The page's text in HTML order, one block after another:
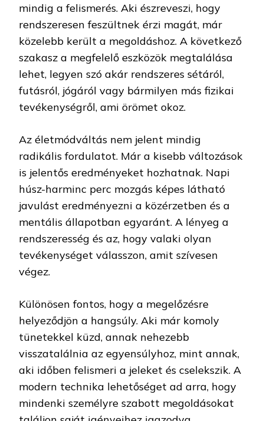
mindig a felismerés. Aki észreveszi, hogy
rendszeresen feszültnek érzi magát, már
közelebb került a megoldáshoz. A következő
szakasz a megfelelő eszközök megtalálása
lehet, legyen szó akár rendszeres sétáról,
futásról, jógáról vagy bármilyen más fizikai
tevékenységről, ami örömet okoz.
Az életmódváltás nem jelent mindig
radikális fordulatot. Már a kisebb változások
is jelentős eredményeket hozhatnak. Napi
húsz-harminc perc mozgás képes látható
javulást eredményezni a közérzetben és a
mentális állapotban egyaránt. A lényeg a
rendszeresség és az, hogy valaki olyan
tevékenységet válasszon, amit szívesen
végez.
Különösen fontos, hogy a megelőzésre
helyeződjön a hangsúly. Aki már komoly
tünetekkel küzd, annak nehezebb
visszatalálnia az egyensúlyhoz, mint annak,
aki időben felismeri a jeleket és cselekszik. A
modern technika lehetőséget ad arra, hogy
mindenki személyre szabott megoldásokat